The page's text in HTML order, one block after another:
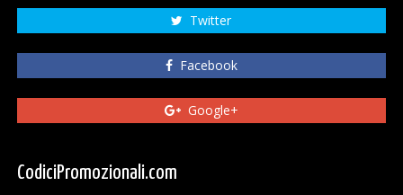
Twitter
Facebook
Google+
CodiciPromozionali.com